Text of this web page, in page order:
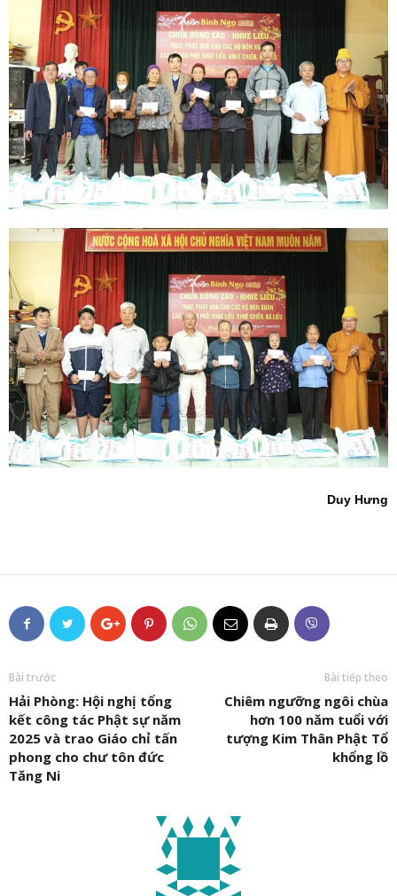
Duy Hưng
Bài trước
Hải Phòng: Hội nghị tổng
kết công tác Phật sự năm
2025 và trao Giáo chỉ tấn
phong cho chư tôn đức
Tăng Ni
Bài tiếp theo
Chiêm ngưỡng ngôi chùa
hơn 100 năm tuổi với
tượng Kim Thân Phật Tổ
khổng lồ